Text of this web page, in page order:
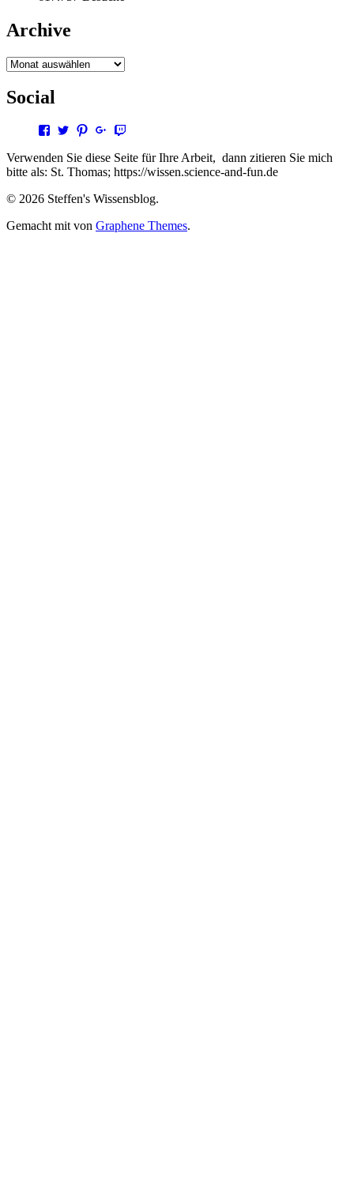
Archive
Archive
Social
Profil
steffen.thomas1
auf
Facebook
anzeigen
Profil
steto123
auf
Twitter
anzeigen
Profil
steffen3669
auf
Pinterest
anzeigen
Profil
Steffen
Thomas
auf
Google+
anzeigen
steto123
auf
Twitch
anzeigen
Verwenden Sie diese Seite für Ihre Arbeit, dann zitieren Sie mich
bitte als: St. Thomas; https://wissen.science-and-fun.de
© 2026 Steffen's Wissensblog.
Gemacht mit von Graphene Themes.